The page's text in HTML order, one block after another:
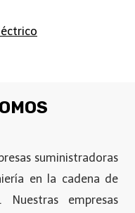
suministradoras
en la cadena de
empresas